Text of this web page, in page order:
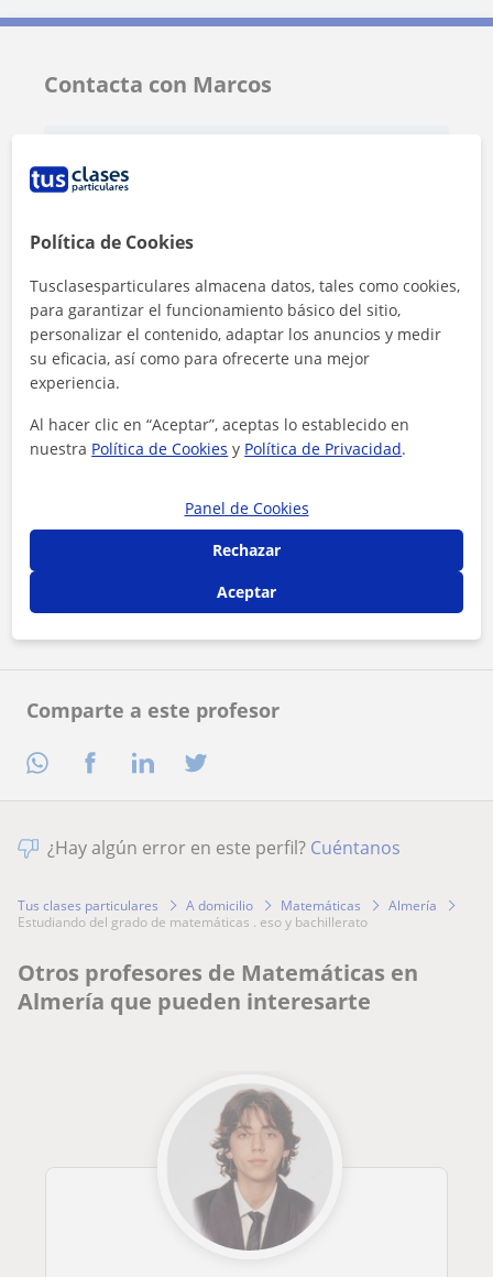
Comparte a este profesor
Contacta con Marcos
Al hacer clic, aceptas nuestroaviso legaly deprivacidad
Contactar ahora
¿Hay algún error en este perfil? Cuéntanos
Tus clases particulares A domicilio Matemáticas
Almería
estudiando del grado de matemáticas . eso y bachillerato
Otros profesores de Matemáticas en
Almería que pueden interesarte
Política de Cookies
Tusclasesparticulares almacena datos, tales como cookies,
para garantizar el funcionamiento básico del sitio,
personalizar el contenido, adaptar los anuncios y medir
su eficacia, así como para ofrecerte una mejor
experiencia.
Al hacer clic en “Aceptar”, aceptas lo establecido en
nuestra Política de Cookies y Política de Privacidad.
Panel de Cookies
Rechazar
Aceptar